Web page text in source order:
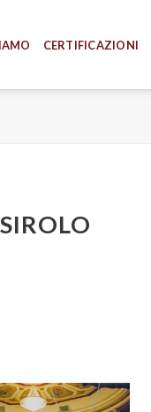
CERTIFICAZIONI